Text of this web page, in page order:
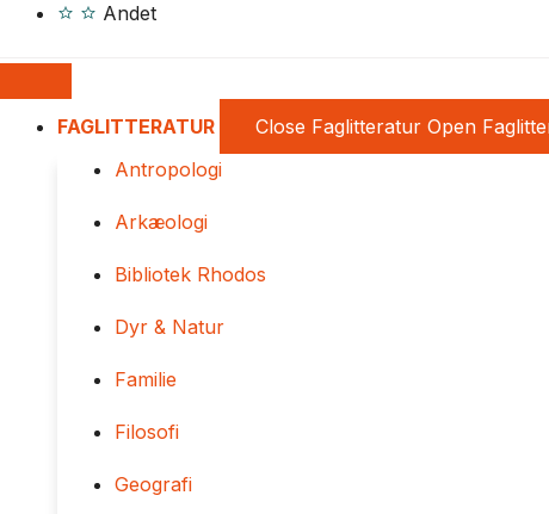
Andet
FAGLITTERATUR Close Faglitteratur Open
Antropologi
Arkæologi
Bibliotek Rhodos
Dyr & Natur
Familie
Filosofi
Geografi